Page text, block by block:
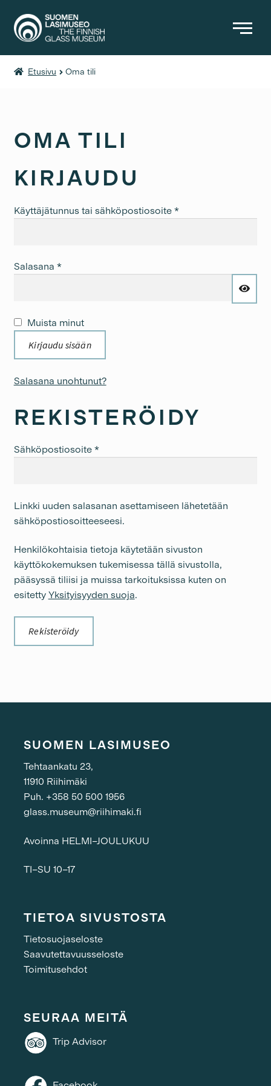
KIRJAT
Etusivu Oma tili
OMA TILI
KIRJAUDU
Käyttäjätunnus tai sähköpostiosoite *Vaaditaan
Salasana *Vaaditaan
Muista minut
Kirjaudu sisään
Salasana unohtunut?
REKISTERÖIDY
Sähköpostiosoite *Vaaditaan
Linkki uuden salasanan asettamiseen lähetetään
sähköpostiosoitteeseesi.
Henkilökohtaisia tietoja käytetään sivuston
käyttökokemuksen tukemisessa tällä sivustolla,
pääsyssä tiliisi ja muissa tarkoituksissa kuten on
esitetty Yksityisyyden suoja.
Rekisteröidy
SUOMEN LASIMUSEO
Tehtaankatu 23,
11910 Riihimäki
Puh. +358 50 500 1956
glass.museum@riihimaki.fi
Avoinna HELMI–JOULUKUU
TI–SU 10–17
TIETOA SIVUSTOSTA
Tietosuojaseloste
Saavutettavuusseloste
Toimitusehdot
SEURAA MEITÄ
Trip Advisor